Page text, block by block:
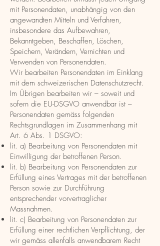
mit Personendaten, unabhängig von den
angewandten Mitteln und Verfahren,
insbesondere das Aufbewahren,
Bekanntgeben, Beschaffen, Löschen,
Speichern, Verändern, Vernichten und
Verwenden von Personendaten.
Wir bearbeiten Personendaten im Einklang
mit dem schweizerischen Datenschutzrecht.
Im Übrigen bearbeiten wir – soweit und
sofern die EU-DSGVO anwendbar ist –
Personendaten gemäss folgenden
Rechtsgrundlagen im Zusammenhang mit
Art. 6 Abs. 1 DSGVO:
lit. a) Bearbeitung von Personendaten mit
Einwilligung der betroffenen Person.
lit. b) Bearbeitung von Personendaten zur
Erfüllung eines Vertrages mit der betroffenen
Person sowie zur Durchführung
entsprechender vorvertraglicher
Massnahmen.
lit. c) Bearbeitung von Personendaten zur
Erfüllung einer rechtlichen Verpflichtung, der
wir gemäss allenfalls anwendbarem Recht